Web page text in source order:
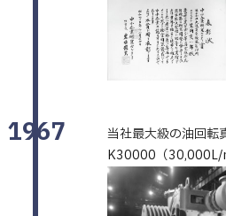
1967
当社最大級の油回転
K30000（30,000L/